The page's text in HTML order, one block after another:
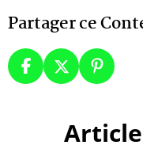
Partager ce